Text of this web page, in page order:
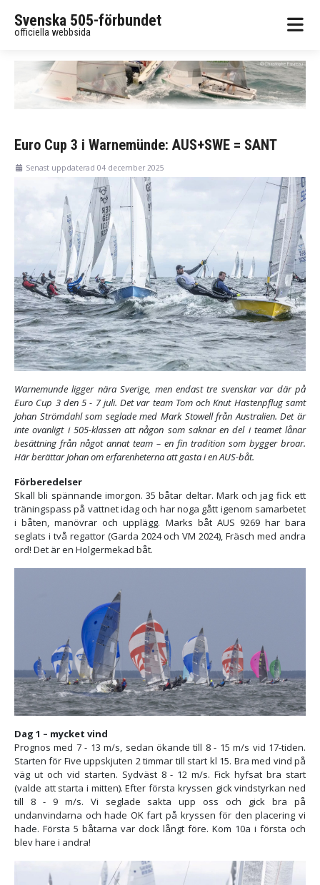
Svenska 505-förbundet
officiella webbsida
Euro Cup 3 i Warnemünde: AUS+SWE = SANT
Senast uppdaterad 04 december 2025
Warnemunde ligger nära Sverige, men endast tre svenskar var där på
Euro Cup 3 den 5 - 7 juli. Det var team Tom och Knut Hastenpflug samt
Johan Strömdahl som seglade med Mark Stowell från Australien. Det är
inte ovanligt i 505-klassen att någon som saknar en del i teamet lånar
besättning från något annat team – en fin tradition som bygger broar.
Här berättar Johan om erfarenheterna att gasta i en AUS-båt.
Förberedelser
Skall bli spännande imorgon. 35 båtar deltar. Mark och jag fick ett
träningspass på vattnet idag och har noga gått igenom samarbetet
i båten, manövrar och upplägg. Marks båt AUS 9269 har bara
seglats i två regattor (Garda 2024 och VM 2024), Fräsch med andra
ord! Det är en Holgermekad båt.
Dag 1 – mycket vind
Prognos med 7 - 13 m/s, sedan ökande till 8 - 15 m/s vid 17-tiden.
Starten för Five uppskjuten 2 timmar till start kl 15. Bra med vind på
väg ut och vid starten. Sydväst 8 - 12 m/s. Fick hyfsat bra start
(valde att starta i mitten). Efter första kryssen gick vindstyrkan ned
till 8 - 9 m/s. Vi seglade sakta upp oss och gick bra på
undanvindarna och hade OK fart på kryssen för den placering vi
hade. Första 5 båtarna var dock långt före. Kom 10a i första och
blev hare i andra!